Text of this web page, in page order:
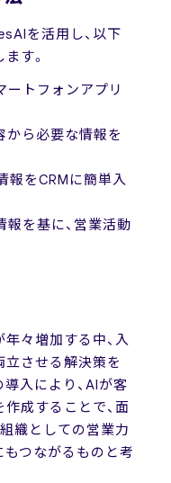
を活用し、以下
す。
ートフォンアプリ
から必要な情報を
報をCRMに簡単入
報を基に、営業活動
々増加する中、入
させる解決策を
入により、AIが客
成することで、面
織としての営業力
つながるものと考